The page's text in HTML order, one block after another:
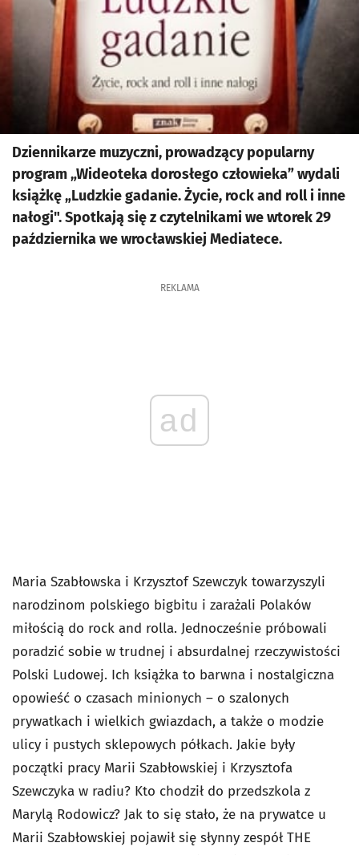
Dziennikarze muzyczni, prowadzący popularny
program „Wideoteka dorosłego człowieka” wydali
książkę „Ludzkie gadanie. Życie, rock and roll i inne
nałogi". Spotkają się z czytelnikami we wtorek 29
października we wrocławskiej Mediatece.
REKLAMA
ad
Maria Szabłowska i Krzysztof Szewczyk towarzyszyli
narodzinom polskiego bigbitu i zarażali Polaków
miłością do rock and rolla. Jednocześnie próbowali
poradzić sobie w trudnej i absurdalnej rzeczywistości
Polski Ludowej. Ich książka to barwna i nostalgiczna
opowieść o czasach minionych – o szalonych
prywatkach i wielkich gwiazdach, a także o modzie
ulicy i pustych sklepowych półkach. Jakie były
początki pracy Marii Szabłowskiej i Krzysztofa
Szewczyka w radiu? Kto chodził do przedszkola z
Marylą Rodowicz? Jak to się stało, że na prywatce u
Marii Szabłowskiej pojawił się słynny zespół THE